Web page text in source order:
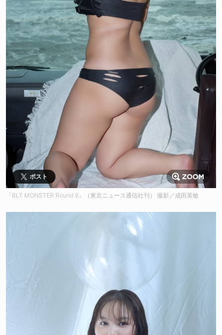
ポスト
「BLT MONSTER Round 9」（東京ニュース通信社刊） 撮影／成田英敏